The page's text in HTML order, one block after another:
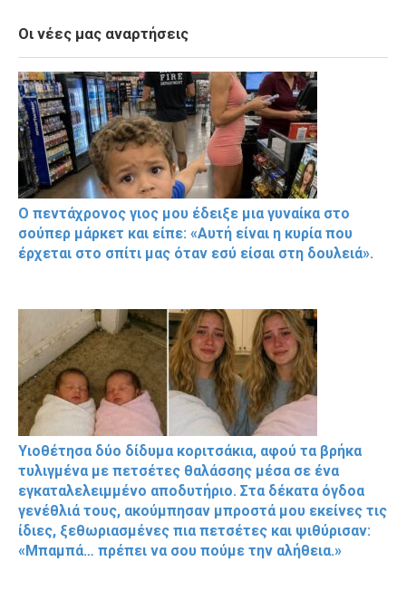
Οι νέες μας αναρτήσεις
Ο πεντάχρονος γιος μου έδειξε μια γυναίκα στο
σούπερ μάρκετ και είπε: «Αυτή είναι η κυρία που
έρχεται στο σπίτι μας όταν εσύ είσαι στη δουλειά».
Υιοθέτησα δύο δίδυμα κοριτσάκια, αφού τα βρήκα
τυλιγμένα με πετσέτες θαλάσσης μέσα σε ένα
εγκαταλελειμμένο αποδυτήριο. Στα δέκατα όγδοα
γενέθλιά τους, ακούμπησαν μπροστά μου εκείνες τις
ίδιες, ξεθωριασμένες πια πετσέτες και ψιθύρισαν:
«Μπαμπά… πρέπει να σου πούμε την αλήθεια.»